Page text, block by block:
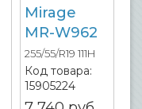
Mirage
MR-W962
255/55/R19 111H
Код товара:
15905224